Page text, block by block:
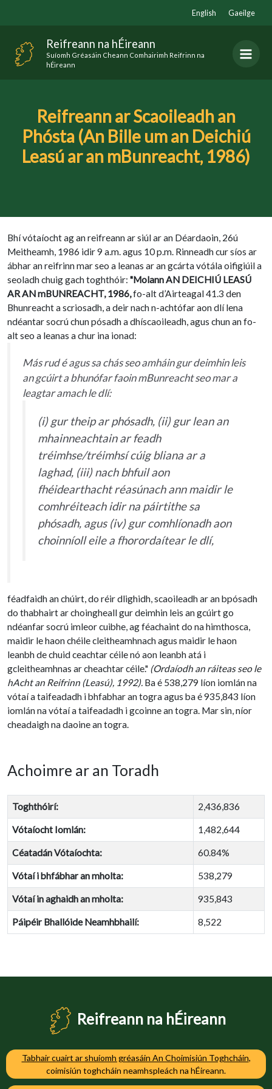
English Gaeilge
Reifreann na hÉireann
Suíomh Gréasáin Cheann Comhairimh Reifrinn na
hÉireann
Reifreann ar Scaoileadh an
Phósta (An Bille um an Deichiú
Leasú ar an mBunreacht, 1986)
Bhí vótaíocht ag an reifreann ar siúl ar an Déardaoin, 26ú
Meitheamh, 1986 idir 9 a.m. agus 10 p.m. Rinneadh cur síos ar
ábhar an reifrinn mar seo a leanas ar an gcárta vótála oifigiúil a
seoladh chuig gach toghthóir: "Molann AN DEICHIÚ LEASÚ
AR AN mBUNREACHT, 1986,fo-alt d’Airteagal 41.3 den
Bhunreacht a scriosadh, a deir nach n-achtófar aon dlí lena
ndéantar socrú chun pósadh a dhíscaoileadh, agus chun an fo-
alt seo a leanas a chur ina ionad:
Más rud é agus sa chás seo amháin gur deimhin leis
an gcúirt a bhunófar faoin mBunreacht seo mar a
leagtar amach le dlí:
(i) gur theip ar phósadh, (ii) gur lean an
mhainneachtain ar feadh
tréimhse/tréimhsí cúig bliana ar a
laghad, (iii) nach bhfuil aon
fhéidearthacht réasúnach ann maidir le
comhréiteach idir na páirtithe sa
phósadh, agus (iv) gur comhlíonadh aon
choinníoll eile a fhorordaítear le dlí,
féadfaidh an chúirt, do réir dlighidh, scaoileadh ar an bpósadh
do thabhairt ar choingheall gur deimhin leis an gcúirt go
ndéanfar socrú imleor cuibhe, ag féachaint do na himthosca,
maidir le haon chéile cleitheamhnach agus maidir le haon
leanbh de chuid ceachtar céile nó aon leanbh atá i
gcleitheamhnas ar cheachtar céile." (Ordaíodh an ráiteas seo le
hAcht an Reifrinn (Leasú), 1992).Ba é 538,279 líon iomlán na
vótaí a taifeadadh i bhfabhar an togra agus ba é 935,843 líon
iomlán na vótaí a taifeadadh i gcoinne an togra. Mar sin, níor
cheadaigh na daoine an togra.
Achoimre ar an Toradh
Toghthóirí: 2,436,836
Vótaíocht Iomlán: 1,482,644
Céatadán Vótaíochta: 60.84%
Vótaí i bhfábhar an mholta: 538,279
Vótaí in aghaidh an mholta: 935,843
Páipéir Bhallóide Neamhbhailí: 8,522
Reifreann na hÉireann
Tabhair cuairt ar shuíomh gréasáin An Choimisiún Toghcháin,
coimisiún toghcháin neamhspleách na hÉireann.